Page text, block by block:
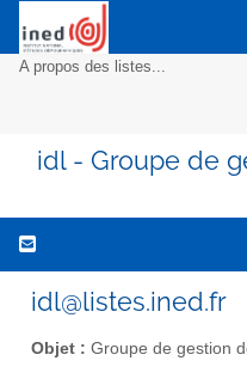
A propos des listes...
idl - Groupe de
idl@listes.ined.fr
Objet : Groupe de gestion